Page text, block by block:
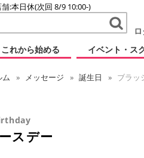
舗:本日休(次回 8/9 10:00-)
これから始める イベント・ス
ム メッセージ 誕生日 ブラッ
スデー